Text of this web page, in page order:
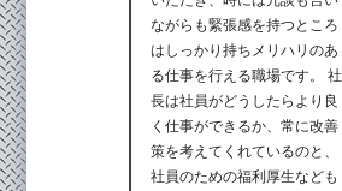
ながらも緊張感を持つところ
はしっかり持ちメリハリのあ
る仕事を行える職場です。 社
長は社員がどうしたらより良
く仕事ができるか、常に改善
策を考えてくれているのと、
社員のための福利厚生なども